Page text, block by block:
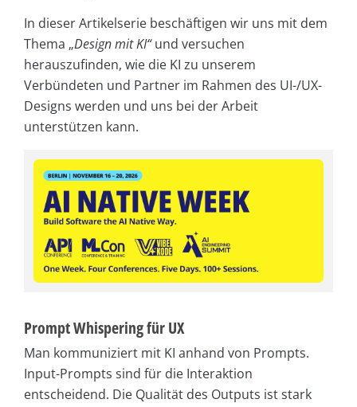
In dieser Artikelserie beschäftigen wir uns mit dem
Thema „Design mit KI“und versuchen
herauszufinden, wie die KI zu unserem
Verbündeten und Partner im Rahmen des UI-/UX-
Designs werden und uns bei der Arbeit
unterstützen kann.
Prompt Whispering für UX
Man kommuniziert mit KI anhand von Prompts.
Input-Prompts sind für die Interaktion
entscheidend. Die Qualität des Outputs ist stark